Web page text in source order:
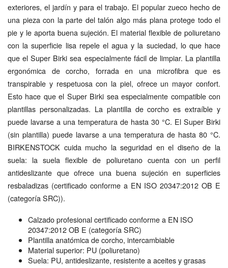
exteriores, el jardín y para el trabajo. El popular zueco hecho de
una pieza con la parte del talón algo más plana protege todo el
pie y le aporta buena sujeción. El material flexible de poliuretano
con la superficie lisa repele el agua y la suciedad, lo que hace
que el Super Birki sea especialmente fácil de limpiar. La plantilla
ergonómica de corcho, forrada en una microfibra que es
transpirable y respetuosa con la piel, ofrece un mayor confort.
Esto hace que el Super Birki sea especialmente compatible con
plantillas personalizadas. La plantilla de corcho es extraíble y
puede lavarse a una temperatura de hasta 30 °C. El Super Birki
(sin plantilla) puede lavarse a una temperatura de hasta 80 °C.
BIRKENSTOCK cuida mucho la seguridad en el diseño de la
suela: la suela flexible de poliuretano cuenta con un perfil
antideslizante que ofrece una buena sujeción en superficies
resbaladizas (certificado conforme a EN ISO 20347:2012 OB E
(categoría SRC)).
Calzado profesional certificado conforme a EN ISO
20347:2012 OB E (categoría SRC)
Plantilla anatómica de corcho, intercambiable
Material superior: PU (poliuretano)
Suela: PU, antideslizante, resistente a aceites y grasas